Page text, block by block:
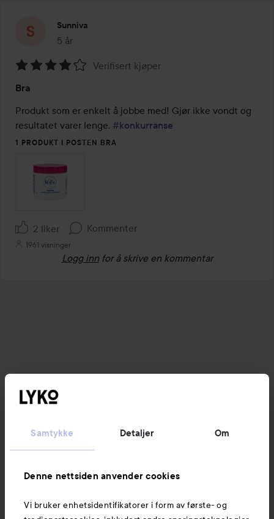
Samtykke Detaljer Om
Denne nettsiden anvender cookies
Vi bruker enhetsidentifikatorer i form av første- og
Sunniva
5 år
Innlegget ble opprettet 5 år
4
av
5
Verifisert kjøper
Bra
Produkt som er enkelt å jobbe med! Gjør ikke vondt og
resultatet varer lenge. #konkurranse
1 PRODUKT I POSTEN BRA
2 liker Kommenter
1961 visninger
Logg inn for å skrive en kommentar